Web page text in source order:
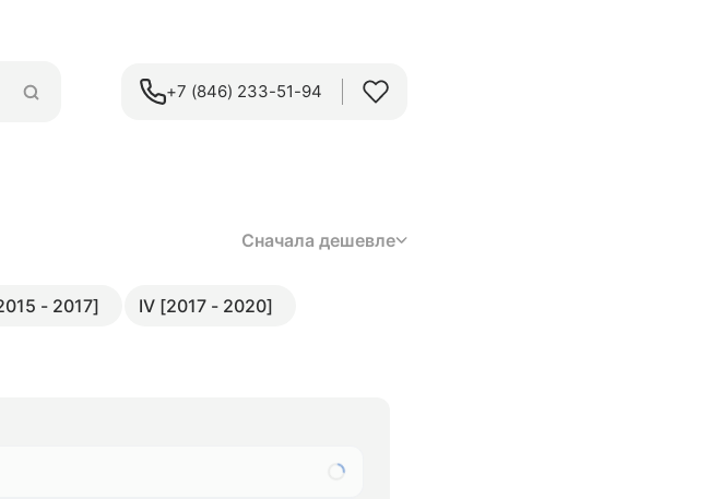
+7 (846) 233-51-94
Сначала дешевле
- 2017]
IV [2017 - 2020]